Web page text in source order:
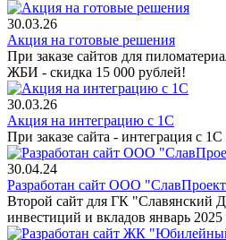
30.03.26
Акция на готовые решения
При заказе сайтов для
ЖБИ - скидка 15 000 рублей!
30.03.26
Акция на интеграцию с 1С
При заказе сайта - интеграция с
30.04.24
Разработан сайт ООО
Второй сайт для ГК "Славянский
инвестиций и вкладов январь 2025